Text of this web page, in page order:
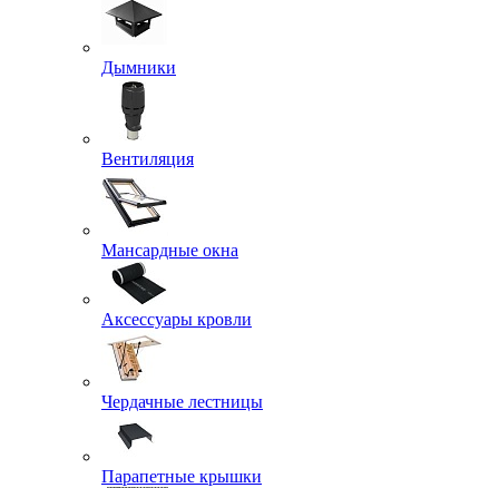
Дымники
Вентиляция
Мансардные окна
Аксессуары кровли
Чердачные лестницы
Парапетные крышки